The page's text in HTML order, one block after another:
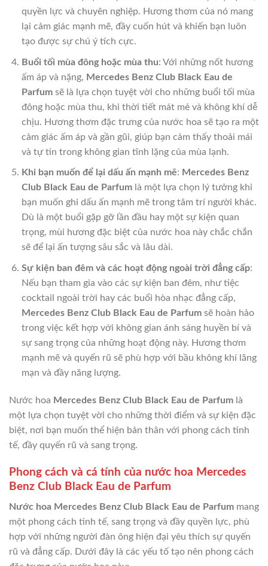
quyền lực và chuyên nghiệp. Hương thơm của nó mang
lại cảm giác mạnh mẽ, đầy cuốn hút và khiến bạn luôn
tạo được sự chú ý tích cực.
Buổi tối mùa đông hoặc mùa thu: Với những nốt hương
ấm áp và nặng, Mercedes Benz Club Black Eau de
Parfumsẽ là lựa chọn tuyệt vời cho những buổi tối mùa
đông hoặc mùa thu, khi thời tiết mát mẻ và không khí dễ
chịu. Hương thơm đặc trưng của nước hoa sẽ tạo ra một
cảm giác ấm áp và gần gũi, giúp bạn cảm thấy thoải mái
và tự tin trong không gian tĩnh lặng của mùa lạnh.
Khi bạn muốn để lại dấu ấn mạnh mẽ: Mercedes Benz
Club Black Eau de Parfumlà một lựa chọn lý tưởng khi
bạn muốn ghi dấu ấn mạnh mẽ trong tâm trí người khác.
Dù là một buổi gặp gỡ lần đầu hay một sự kiện quan
trọng, mùi hương đặc biệt của nước hoa này chắc chắn
sẽ để lại ấn tượng sâu sắc và lâu dài.
Sự kiện ban đêm và các hoạt động ngoài trời đẳng cấp:
Nếu bạn tham gia vào các sự kiện ban đêm, như tiệc
cocktail ngoài trời hay các buổi hòa nhạc đẳng cấp,
Mercedes Benz Club Black Eau de Parfumsẽ hoàn hảo
trong việc kết hợp với không gian ánh sáng huyền bí và
sự sang trọng của những hoạt động này. Hương thơm
mạnh mẽ và quyến rũ sẽ phù hợp với bầu không khí lãng
mạn và đầy năng lượng.
Nước hoa Mercedes Benz Club Black Eau de Parfum là
một lựa chọn tuyệt vời cho những thời điểm và sự kiện đặc
biệt, nơi bạn muốn thể hiện bản thân với phong cách tinh
tế, đầy quyến rũ và sang trọng.
Phong cách và cá tính của nước hoa Mercedes
Benz Club Black Eau de Parfum
Nước hoa Mercedes Benz Club Black Eau de Parfum mang
một phong cách tinh tế, sang trọng và đầy quyền lực, phù
hợp với những người đàn ông hiện đại yêu thích sự quyến
rũ và đẳng cấp. Dưới đây là các yếu tố tạo nên phong cách